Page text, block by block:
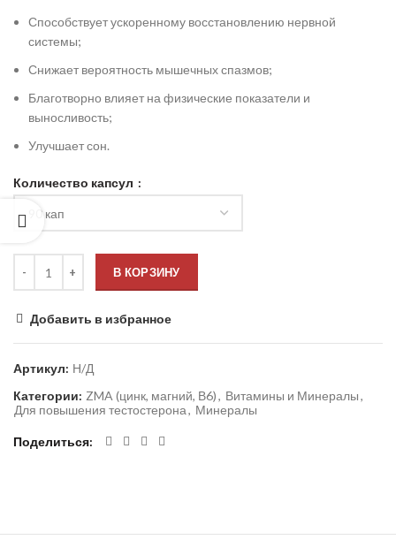
Способствует ускоренному восстановлению нервной
системы;
Снижает вероятность мышечных спазмов;
Благотворно влияет на физические показатели и
выносливость;
Улучшает сон.
Количество капсул
В КОРЗИНУ
Добавить в избранное
Артикул: Н/Д
Категории: ZMA (цинк, магний, В6), Витамины и Минералы,
Для повышения тестостерона, Минералы
Поделиться